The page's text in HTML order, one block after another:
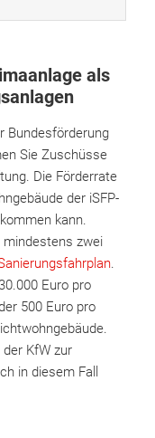
als
Bundesförderung
Sie Zuschüsse
Die Förderrate
der iSFP-
kann.
mindestens zwei
.
Euro pro
500 Euro pro
KfW zur
in diesem Fall